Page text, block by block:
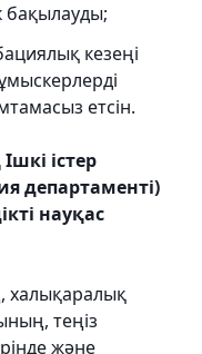
бақылауды;
кезеңі
етсін.
істер
департаменті)
науқас
халықаралық
теңіз
және